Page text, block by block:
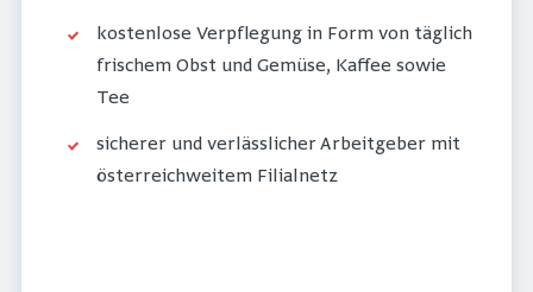
kostenlose Verpflegung in Form von täglich
frischem Obst und Gemüse, Kaffee sowie
Tee
sicherer und verlässlicher Arbeitgeber mit
österreichweitem Filialnetz